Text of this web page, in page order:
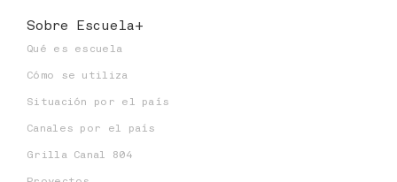
Sobre Escuela+
Qué es escuela
Cómo se utiliza
Situación por el país
Canales por el país
Grilla Canal 804